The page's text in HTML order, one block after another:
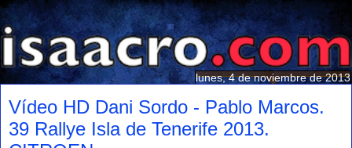
lunes, 4 de noviembre de 2013
Vídeo HD Dani Sordo - Pablo Marcos.
39 Rallye Isla de Tenerife 2013.